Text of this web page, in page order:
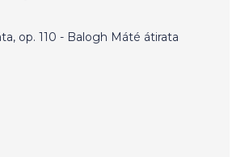
op. 110 - Balogh Máté átirata